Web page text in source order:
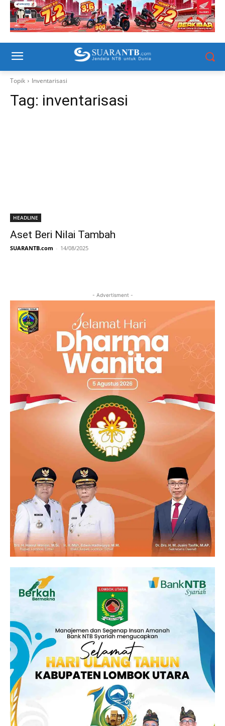
Topik Inventarisasi
Tag: inventarisasi
HEADLINE
Aset Beri Nilai Tambah
SUARANTB.com - 14/08/2025
- Advertisment -